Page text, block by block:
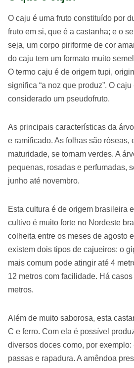
O caju é uma fruto constituído por
fruto em si, que é a castanha; e o
seja, um corpo piriforme de cor
do caju tem um formato muito
O termo caju é de origem tupi,
significa “a noz que produz”. O caju
considerado um pseudofruto.
As principais características da
e ramificado. As folhas são róseas,
maturidade, se tornam verdes. A
pequenas, rosadas e perfumadas,
junho até novembro.
Esta cultura é de origem brasileira
cultivo é muito forte no Nordeste
colheita entre os meses de agosto
existem dois tipos de cajueiros: o
mais comum pode atingir até 4
12 metros com facilidade. Há
metros.
Além de muito saborosa, esta
C e ferro. Com ela é possível
diversos doces como, por
passas e rapadura. A amêndoa